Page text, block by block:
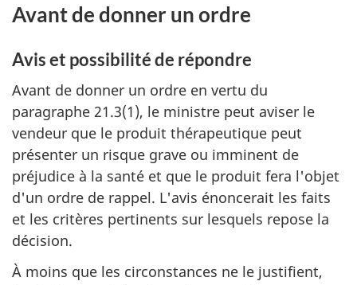
Avant de donner un ordre
Avis et possibilité de répondre
Avant de donner un ordre en vertu du
paragraphe 21.3(1), le ministre peut aviser le
vendeur que le produit thérapeutique peut
présenter un risque grave ou imminent de
préjudice à la santé et que le produit fera l'objet
d'un ordre de rappel. L'avis énoncerait les faits
et les critères pertinents sur lesquels repose la
décision.
À moins que les circonstances ne le justifient,